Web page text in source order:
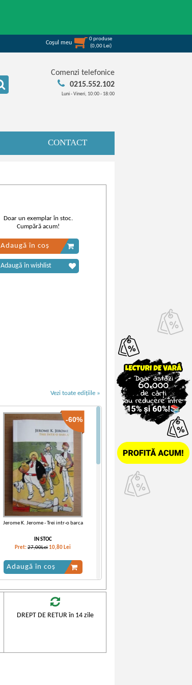
Coşul meu
0produse
(0,00 Lei)
Comenzi telefonice
0215.552.102
Luni - Vineri, 10:00 - 18:00
CONTACT
Doar un exemplar în stoc.
Cumpără acum!
Adaugă în coș
Adaugă în wishlist
Vezi toate edițiile »
-60%
Jerome K. Jerome - Trei intr-o barca
IN STOC
Pret:27,00Lei 10,80 Lei
Adaugă în coș
DREPT DE RETUR în 14 zile